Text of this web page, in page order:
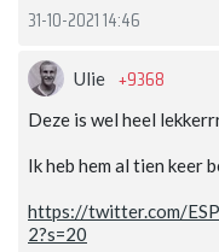
31-10-2021 14:46
Ulie +9368
Deze is wel heel
Ik heb hem al tien keer
https://twitter.com/
2?s=20